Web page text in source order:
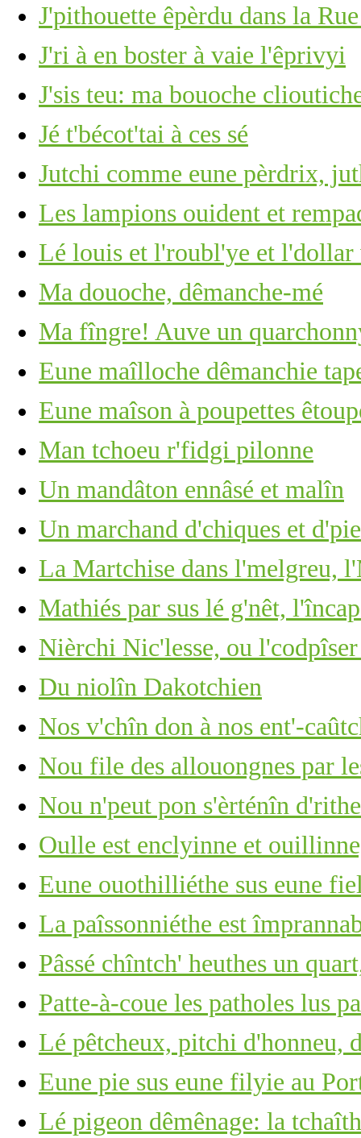
J'pithouette êpèrdu dans la
J'ri à en boster à vaie l'êprivyi
J'sis teu: ma bouoche
Jé t'bécot'tai à ces sé
Jutchi comme eune pèrdrix,
Les lampions ouident et
Lé louis et l'roubl'ye et l'dollar
Ma douoche, dêmanche-mé
Ma fîngre! Auve un
Eune maîlloche dêmanchie
Eune maîson à poupettes
Man tchoeu r'fidgi pilonne
Un mandâton ennâsé et malîn
Un marchand d'chiques et
La Martchise dans l'melgreu,
Mathiés par sus lé g'nêt,
Nièrchi Nic'lesse, ou l'codpîser
Du niolîn Dakotchien
Nos v'chîn don à nos ent'-
Nou file des allouongnes par
Nou n'peut pon s'èrténîn
Oulle est enclyinne et
Eune ouothilliéthe sus eune
La paîssonniéthe est
Pâssé chîntch' heuthes un
Patte-à-coue les patholes lus
Lé pêtcheux, pitchi d'honneu,
Eune pie sus eune filyie au
Lé pigeon dêmênage: la